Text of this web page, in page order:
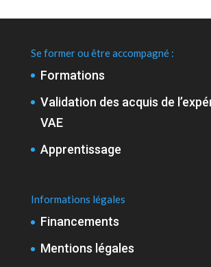
Se former ou être accompagné :
Formations
Validation des acquis de
VAE
Apprentissage
Informations légales
Financements
Mentions légales